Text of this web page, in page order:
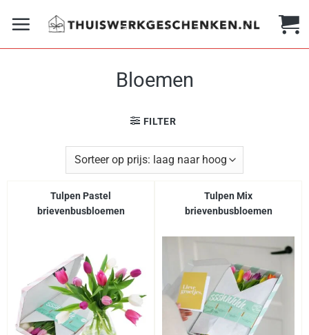
naar
Bloemen
FILTER
Tulpen Pastel
brievenbusbloemen
Tulpen Mix
brievenbusbloemen